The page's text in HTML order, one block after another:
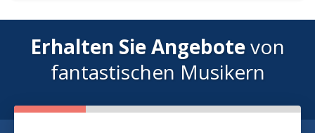
Erhalten Sie Angebotevon
fantastischen Musikern